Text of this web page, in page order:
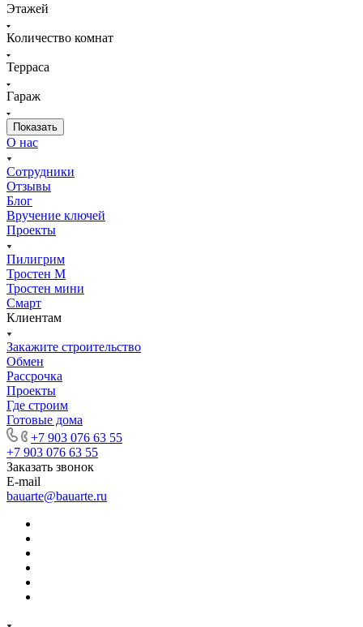
Этажей
Количество комнат
Терраса
Гараж
О нас
Сотрудники
Отзывы
Блог
Вручение ключей
Проекты
Пилигрим
Тростен М
Тростен мини
Смарт
Клиентам
Закажите строительство
Обмен
Рассрочка
Проекты
Где строим
Готовые дома
+7 903 076 63 55
+7 903 076 63 55
Заказать звонок
E-mail
bauarte@bauarte.ru